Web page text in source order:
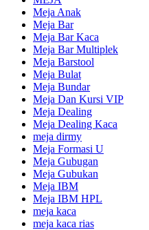
Meja Anak
Meja Bar
Meja Bar Kaca
Meja Bar Multiplek
Meja Barstool
Meja Bulat
Meja Bundar
Meja Dan Kursi VIP
Meja Dealing
Meja Dealing Kaca
meja dirmy
Meja Formasi U
Meja Gubugan
Meja Gubukan
Meja IBM
Meja IBM HPL
meja kaca
meja kaca rias